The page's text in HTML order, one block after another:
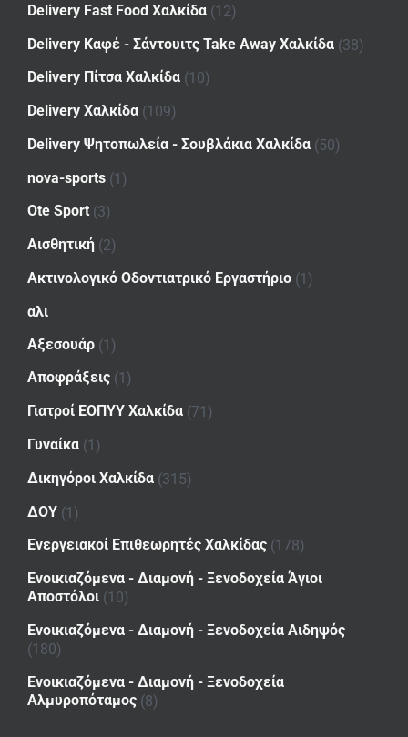
Delivery Fast Food Χαλκίδα (12)
Delivery Καφέ - Σάντουιτς Take Away Χαλκίδα (38)
Delivery Πίτσα Χαλκίδα (10)
Delivery Χαλκίδα (109)
Delivery Ψητοπωλεία - Σουβλάκια Χαλκίδα (50)
nova-sports (1)
Ote Sport (3)
Αισθητική (2)
Ακτινολογικό Οδοντιατρικό Εργαστήριο (1)
αλι
Αξεσουάρ (1)
Αποφράξεις (1)
Γιατροί ΕΟΠΥΥ Χαλκίδα (71)
Γυναίκα (1)
Δικηγόροι Χαλκίδα (315)
ΔΟΥ (1)
Ενεργειακοί Επιθεωρητές Χαλκίδας (178)
Ενοικιαζόμενα - Διαμονή - Ξενοδοχεία Άγιοι
Αποστόλοι (10)
Ενοικιαζόμενα - Διαμονή - Ξενοδοχεία Αιδηψός
(180)
Ενοικιαζόμενα - Διαμονή - Ξενοδοχεία
Αλμυροπόταμος (8)